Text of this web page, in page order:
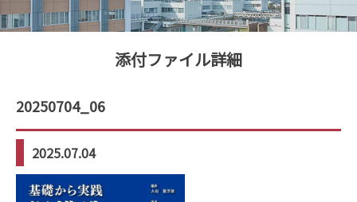
添付ファイル詳細
20250704_06
2025.07.04